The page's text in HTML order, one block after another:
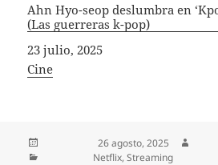
Ahn Hyo-seop deslumbra en
(Las guerreras k-pop)
Fecha
23 julio, 2025
In relation to
Cine
Publicado el26 agosto, 2025
Netflix,Streaming